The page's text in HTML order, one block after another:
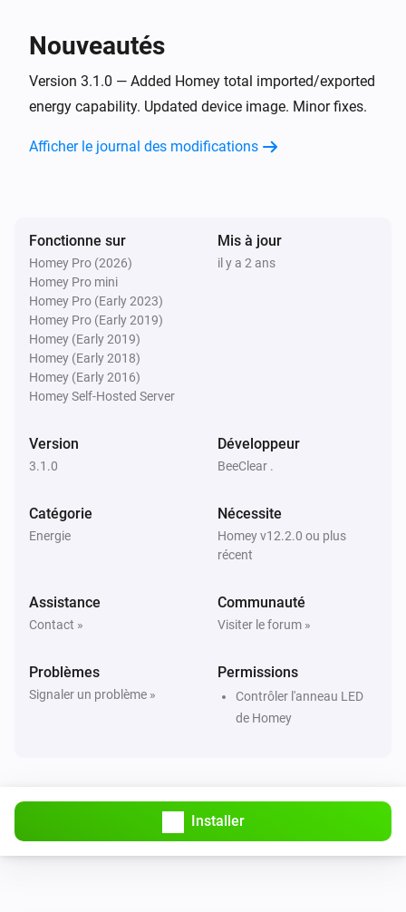
Nouveautés
Version 3.1.0 — Added Homey total imported/exported
energy capability. Updated device image. Minor fixes.
Afficher le journal des modifications
Fonctionne sur
Homey Pro (2026)
Homey Pro mini
Homey Pro (Early 2023)
Homey Pro (Early 2019)
Homey (Early 2019)
Homey (Early 2018)
Homey (Early 2016)
Homey Self-Hosted Server
Mis à jour
il y a 2 ans
Version
3.1.0
Développeur
BeeClear .
Catégorie
Energie
Nécessite
Homey v12.2.0 ou plus
récent
Assistance
Contact »
Communauté
Visiter le forum »
Problèmes
Signaler un problème »
Permissions
Contrôler l'anneau LED
de Homey
Installer